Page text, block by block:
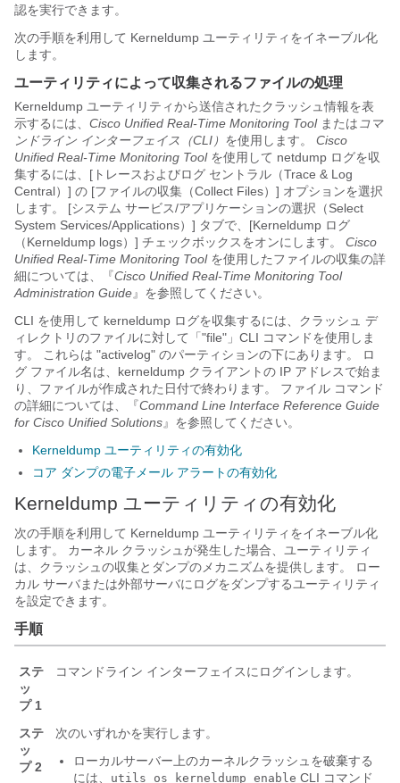
認を実行できます。
次の手順を利用して Kerneldump ユーティリティをイネーブル化
します。
ユーティリティによって収集されるファイルの処理
Kerneldump ユーティリティから送信されたクラッシュ情報を表
示するには、 Cisco Unified Real-Time Monitoring Toolまたは コマ
ンドライン インターフェイス（CLI） を使用します。 Cisco
Unified Real-Time Monitoring Toolを使用して netdump ログを収
集するには、[トレースおよびログ セントラル（Trace & Log
Central）] の [ファイルの収集（Collect Files）] オプションを選択
します。 [システム サービス/アプリケーションの選択（Select
System Services/Applications）] タブで、[Kerneldump ログ
（Kerneldump logs）] チェックボックスをオンにします。 Cisco
Unified Real-Time Monitoring Toolを使用したファイルの収集の詳
細については、『Cisco Unified Real-Time Monitoring Tool
Administration Guide』を参照してください。
CLI を使用して kerneldump ログを収集するには、クラッシュ デ
ィレクトリのファイルに対して「 "file" 」CLI コマンドを使用しま
す。 これらは "activelog" のパーティションの下にあります。 ロ
グ ファイル名は、kerneldump クライアントの IP アドレスで始ま
り、ファイルが作成された日付で終わります。 ファイル コマンド
の詳細については、『Command Line Interface Reference Guide
for Cisco Unified Solutions』を参照してください。
Kerneldump ユーティリティの有効化
コア ダンプの電子メール アラートの有効化
Kerneldump ユーティリティの有効化
次の手順を利用して Kerneldump ユーティリティをイネーブル化
します。 カーネル クラッシュが発生した場合、ユーティリティ
は、クラッシュの収集とダンプのメカニズムを提供します。 ロー
カル サーバまたは外部サーバにログをダンプするユーティリティ
を設定できます。
手順
ステ
ッ
プ 1
コマンドライン インターフェイスにログインします。
ステ
ッ
プ 2
次のいずれかを実行します。
ローカルサーバー上のカーネルクラッシュを破棄する
には、 utils os kerneldump enable CLI コマンド